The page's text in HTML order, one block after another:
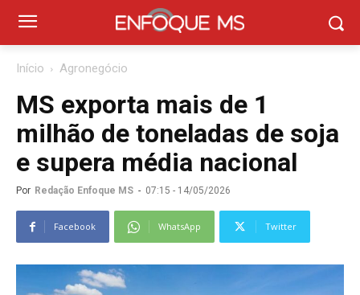
Início Agronegócio
MS exporta mais de 1
milhão de toneladas de soja
e supera média nacional
Por Redação Enfoque MS - 07:15 - 14/05/2026
Facebook WhatsApp Twitter